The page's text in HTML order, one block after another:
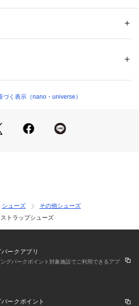
、商品の品質表示タグをご覧ください
く表示（nano・universe）
シューズ
その他シューズ
トラップシューズ
ークアプリ
グパークポイント対象施設でご利用できるアプ
ークポイント